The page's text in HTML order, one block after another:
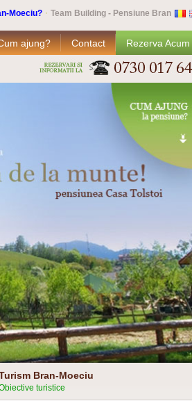
Moeciu? Team Building - Pensiune Bran
ajung? Contact Rezerva Acum
Bran-Moeciu
turistice